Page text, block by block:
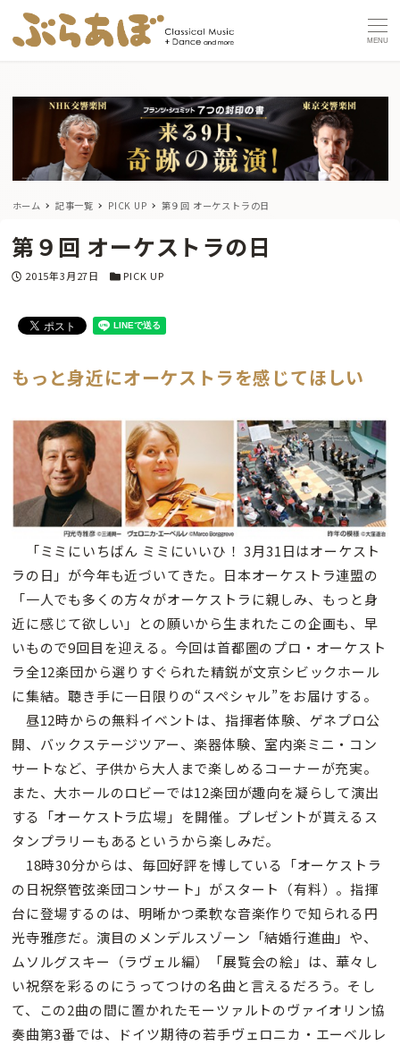
MENU
ホーム 記事一覧 PICK UP 第９回 オーケストラの日
第９回 オーケストラの日
投稿日
2015年3月27日 カテゴリー
PICK UP
もっと身近にオーケストラを感じてほしい
「ミミにいちばん ミミにいいひ！ 3月31日はオーケスト
ラの日」が今年も近づいてきた。日本オーケストラ連盟の
「一人でも多くの方々がオーケストラに親しみ、もっと身
近に感じて欲しい」との願いから生まれたこの企画も、早
いもので9回目を迎える。今回は首都圏のプロ・オーケスト
ラ全12楽団から選りすぐられた精鋭が文京シビックホール
に集結。聴き手に一日限りの“スペシャル”をお届けする。
昼12時からの無料イベントは、指揮者体験、ゲネプロ公
開、バックステージツアー、楽器体験、室内楽ミニ・コン
サートなど、子供から大人まで楽しめるコーナーが充実。
また、大ホールのロビーでは12楽団が趣向を凝らして演出
する「オーケストラ広場」を開催。プレゼントが貰えるス
タンプラリーもあるというから楽しみだ。
18時30分からは、毎回好評を博している「オーケストラ
の日祝祭管弦楽団コンサート」がスタート（有料）。指揮
台に登場するのは、明晰かつ柔軟な音楽作りで知られる円
光寺雅彦だ。演目のメンデルスゾーン「結婚行進曲」や、
ムソルグスキー（ラヴェル編）「展覧会の絵」は、華々し
い祝祭を彩るのにうってつけの名曲と言えるだろう。そし
て、この2曲の間に置かれたモーツァルトのヴァイオリン協
奏曲第3番では、ドイツ期待の若手ヴェロニカ・エーベルレ